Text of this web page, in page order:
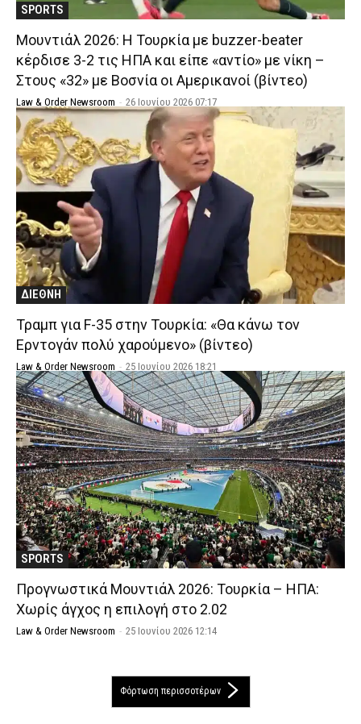
SPORTS
Μουντιάλ 2026: Η Τουρκία με buzzer-beater
κέρδισε 3-2 τις ΗΠΑ και είπε «αντίο» με νίκη –
Στους «32» με Βοσνία οι Αμερικανοί (βίντεο)
Law & Order Newsroom - 26 Ιουνίου 2026 07:17
ΔΙΕΘΝΗ
Τραμπ για F-35 στην Τουρκία: «Θα κάνω τον
Ερντογάν πολύ χαρούμενο» (βίντεο)
Law & Order Newsroom - 25 Ιουνίου 2026 18:21
SPORTS
Προγνωστικά Μουντιάλ 2026: Τουρκία – ΗΠΑ:
Χωρίς άγχος η επιλογή στο 2.02
Law & Order Newsroom - 25 Ιουνίου 2026 12:14
Φόρτωση περισσοτέρων